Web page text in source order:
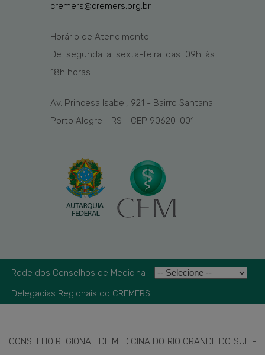
cremers@cremers.org.br
Horário de Atendimento:
De segunda a sexta-feira das 09h às
18h horas
Av. Princesa Isabel, 921 - Bairro Santana
Porto Alegre - RS - CEP 90620-001
Rede dos Conselhos de Medicina
Delegacias Regionais do CREMERS
CONSELHO REGIONAL DE MEDICINA DO RIO GRANDE DO SUL -